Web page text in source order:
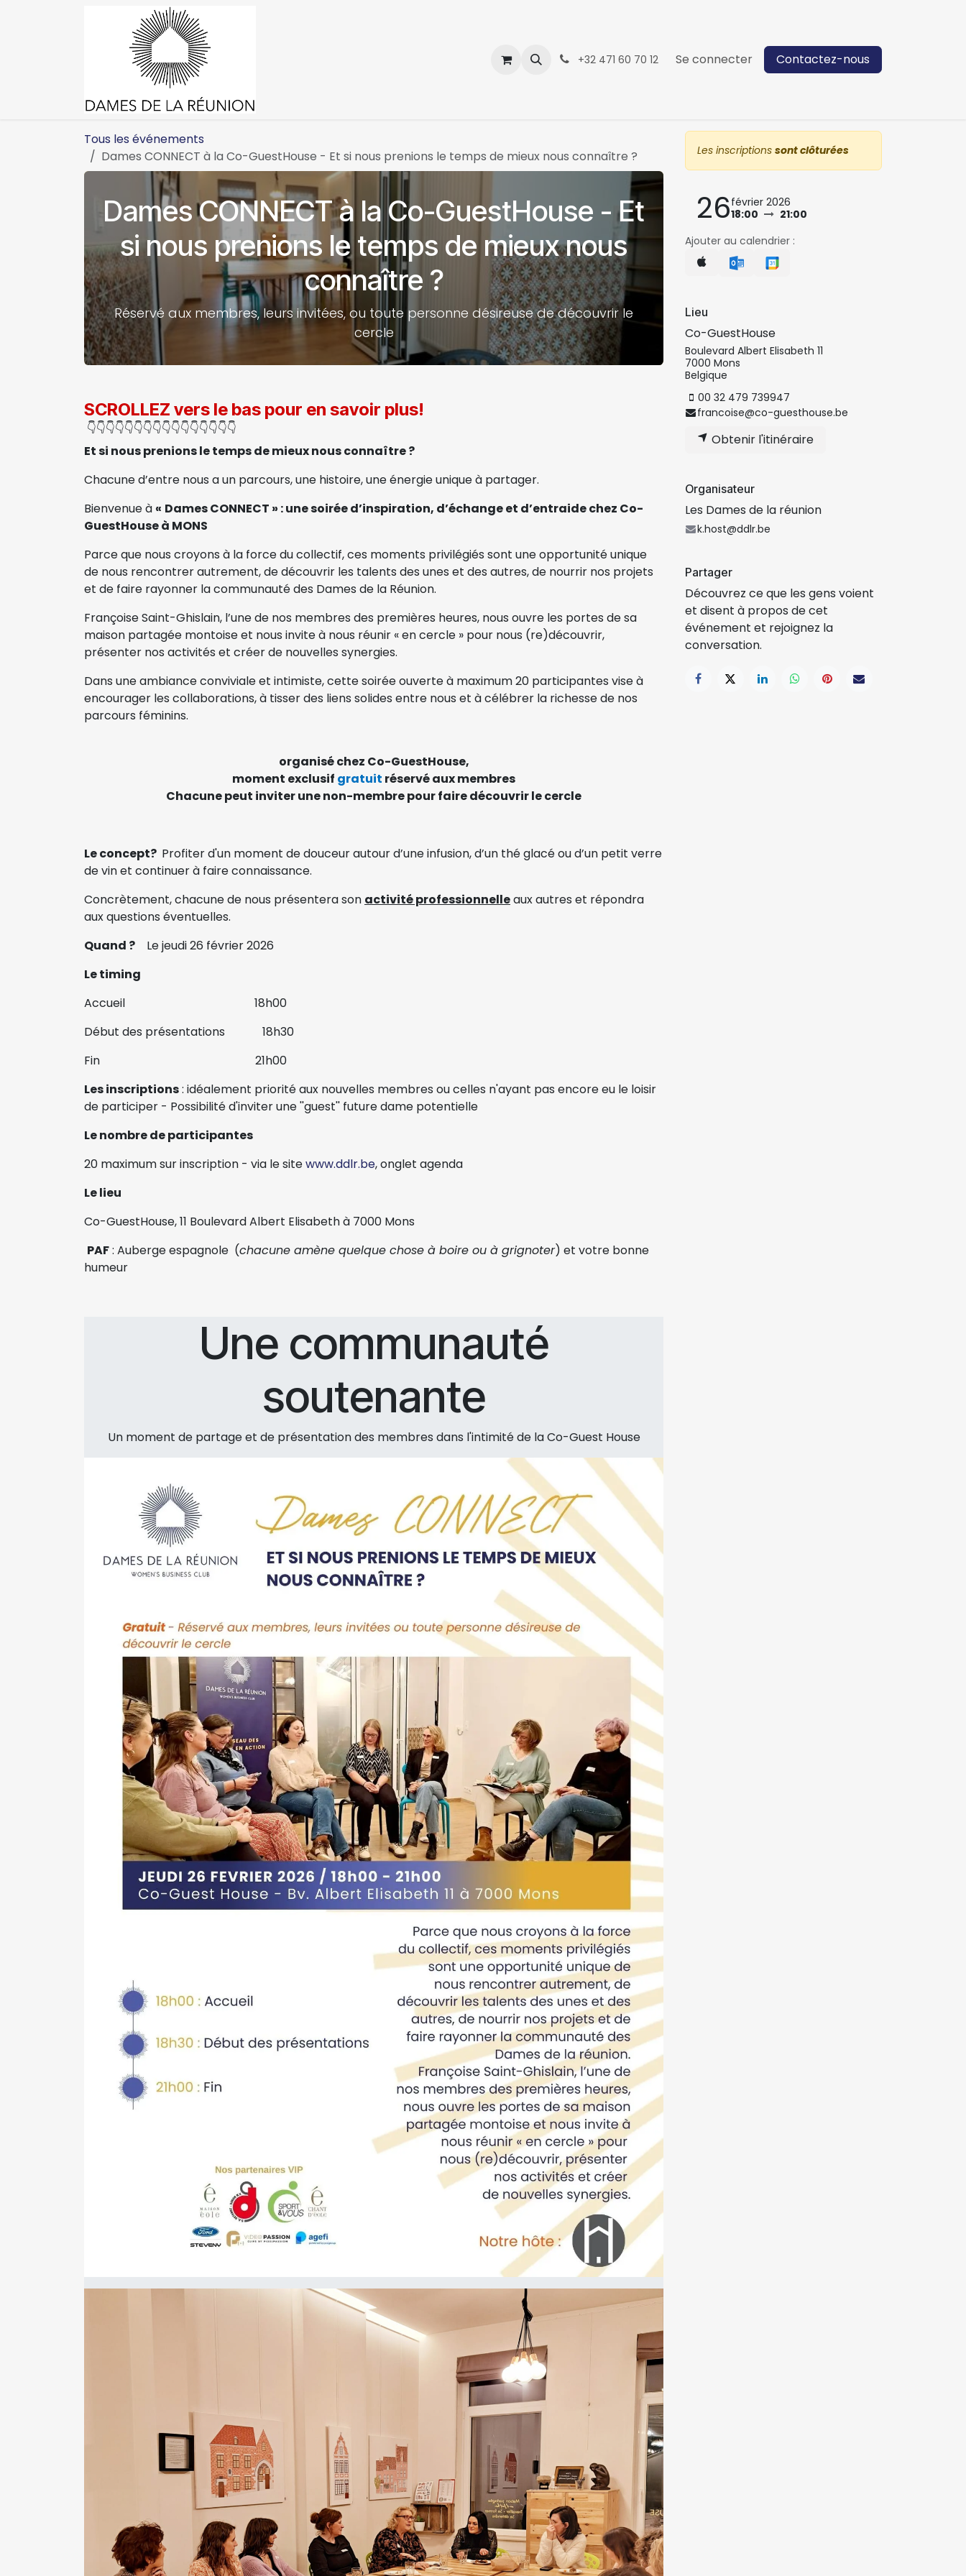
Contactez-nous Boutique +32 471 60 70 12 Se connecter Contactez-nous
Tous les événements
Dames CONNECT à la Co-GuestHouse - Et si nous prenions le temps de mieux nous connaître ?
Dames CONNECT à la Co-GuestHouse - Et
si nous prenions le temps de mieux nous
connaître ?
Réservé aux membres, leurs invitées, ou toute personne désireuse de découvrir le
cercle
SCROLLEZ vers le bas pour en savoir plus!
👇👇👇👇👇👇👇👇👇👇👇👇👇👇👇👇
Et si nous prenions le temps de mieux nous connaître ?
Chacune d’entre nous a un parcours, une histoire, une énergie unique à partager.
Bienvenue à « Dames CONNECT » : une soirée d’inspiration, d’échange et d’entraide chez Co-
GuestHouse à MONS
Parce que nous croyons à la force du collectif, ces moments privilégiés sont une opportunité unique
de nous rencontrer autrement, de découvrir les talents des unes et des autres, de nourrir nos projets
et de faire rayonner la communauté des Dames de la Réunion.
Françoise Saint-Ghislain, l’une de nos membres des premières heures, nous ouvre les portes de sa
maison partagée montoise et nous invite à nous réunir « en cercle » pour nous (re)découvrir,
présenter nos activités et créer de nouvelles synergies.
Dans une ambiance conviviale et intimiste, cette soirée ouverte à maximum 20 participantes vise à
encourager les collaborations, à tisser des liens solides entre nous et à célébrer la richesse de nos
parcours féminins.
organisé chez Co-GuestHouse,
moment exclusif gratuit réservé aux membres
Chacune peut inviter une non-membre pour faire découvrir le cercle
Le concept? Profiter d'un moment de douceur autour d’une infusion, d’un thé glacé ou d’un petit verre
de vin et continuer à faire connaissance.
Concrètement, chacune de nous présentera son activité professionnelleaux autres et répondra
aux questions éventuelles.
Quand ?
Le jeudi 26 février 2026
Le timing
Accueil 18h00
Début des présentations 18h30
Fin 21h00
Les inscriptions: idéalement priorité aux nouvelles membres ou celles n'ayant pas encore eu le loisir
de participer - Possibilité d'inviter une ''guest'' future dame potentielle
Le nombre de participantes
20 maximum sur inscription - via le sitewww.ddlr.be, onglet agenda
Le lieu
Co-GuestHouse, 11 Boulevard Albert Elisabeth à 7000 Mons
PAF: Auberge espagnole (chacune amène quelque chose à boire ou à grignoter) et votre bonne
humeur
Une communauté
soutenante
Un moment de partage et de présentation des membres dans l'intimité de la Co-Guest House
Les inscriptions sont clôturées
26février 2026
18:00
21:00
Ajouter au calendrier :
Lieu
Co-GuestHouse
Boulevard Albert Elisabeth 11
7000 Mons
Belgique
00 32 479 739947
francoise@co-guesthouse.be
Obtenir l'itinéraire
Organisateur
Les Dames de la réunion
k.host@ddlr.be
Partager
Découvrez ce que les gens voient
et disent à propos de cet
événement et rejoignez la
conversation.